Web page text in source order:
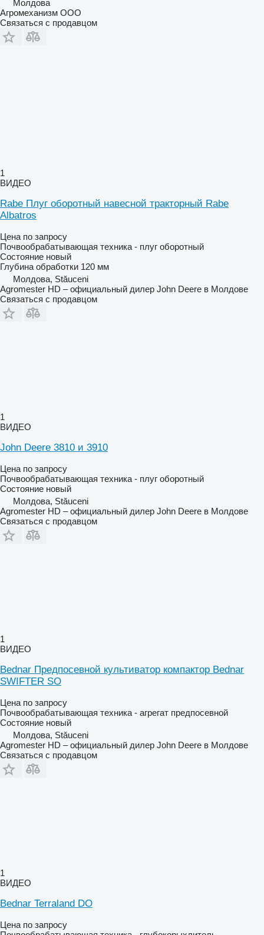
Молдова
Агромеханизм ООО
Связаться с продавцом
1
ВИДЕО
Rabe Плуг оборотный навесной тракторный Rabe
Albatros
Цена по запросу
Почвообрабатывающая техника - плуг оборотный
Состояние новый
Глубина обработки 120 мм
Молдова, Stăuceni
Agromester HD – официальный дилер John Deere в Молдове
Связаться с продавцом
1
ВИДЕО
John Deere 3810 и 3910
Цена по запросу
Почвообрабатывающая техника - плуг оборотный
Состояние новый
Молдова, Stăuceni
Agromester HD – официальный дилер John Deere в Молдове
Связаться с продавцом
1
ВИДЕО
Bednar Предпосевной культиватор компактор Bednar
SWIFTER SO
Цена по запросу
Почвообрабатывающая техника - агрегат предпосевной
Состояние новый
Молдова, Stăuceni
Agromester HD – официальный дилер John Deere в Молдове
Связаться с продавцом
1
ВИДЕО
Bednar Terraland DO
Цена по запросу